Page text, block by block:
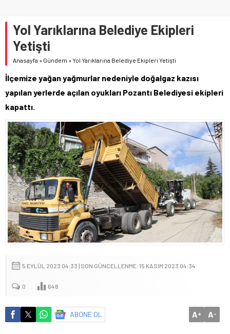
Yol Yarıklarına Belediye Ekipleri
Yetişti
Anasayfa » Gündem »Yol Yarıklarına Belediye Ekipleri Yetişti
İlçemize yağan yağmurlar nedeniyle doğalgaz kazısı
yapılan yerlerde açılan oyukları Pozantı Belediyesi ekipleri
kapattı.
5 EYLÜL 2023 04:33 | SON GÜNCELLENME: 15 KASIM 2023 04:34
0 648
ABONE OL A+ A-